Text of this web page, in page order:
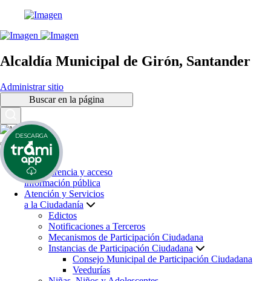
Alcaldía Municipal de Girón, Santander
Administrar sitio
Buscar en la página
Inicio
Transparencia y acceso
información pública
Atención y Servicios
a la Ciudadanía
Edictos
Notificaciones a Terceros
Mecanismos de Participación Ciudadana
Instancias de Participación Ciudadana
Consejo Municipal de Participación Ciudadana
Veedurías
DESCARGA